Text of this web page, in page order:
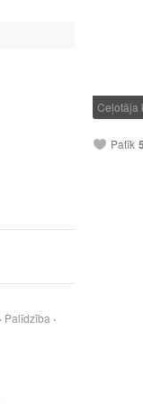
Palīdzība
Ceļotāja
Patīk 5